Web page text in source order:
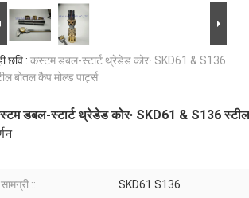
छवि : कस्टम डबल-स्टार्ट थ्रेडेड कोर∙ SKD61 & S136
बोतल कैप मोल्ड पार्ट्स
डबल-स्टार्ट थ्रेडेड कोर∙ SKD61 & S136 स्टील
सामग्री :: SKD61 S136